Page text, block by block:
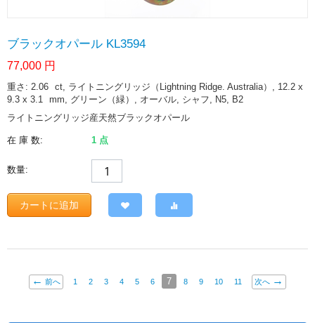
ブラックオパール KL3594
77,000 円
重さ: 2.06 ct, ライトニングリッジ（Lightning Ridge. Australia）, 12.2 x
9.3 x 3.1 mm, グリーン（緑）, オーバル, シャフ, N5, B2
ライトニングリッジ産天然ブラックオパール
在 庫 数: 1 点
数量:
カートに追加
前へ 1 2 3 4 5 6 7 8 9 10 11 次へ